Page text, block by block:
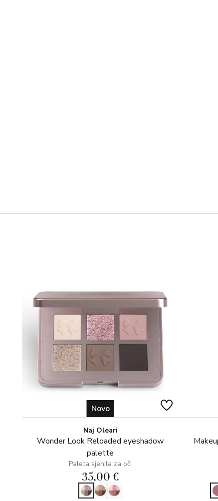
Novo
Naj Oleari
Wonder Look Reloaded eyeshadow
palette
Paleta sjenila za oči
35,00 €